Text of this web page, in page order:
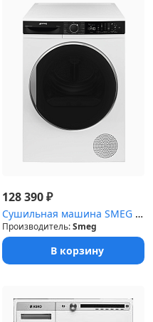
128 390₽
Сушильная машина SMEG DT393RU
Производитель:Smeg
В корзину